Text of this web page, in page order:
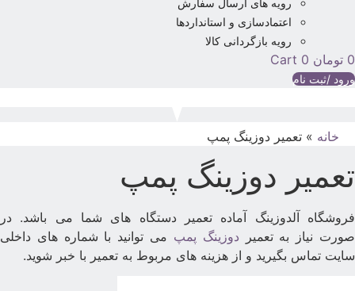
اعتمادسازی و استانداردها
رویه بازگردانی کالا
0 تومان 0
Cart
ورود /ثبت نام
خانه » تعمیر دوزینگ پمپ
تعمیر دوزینگ پمپ
فروشگاه آلدوزینگ آماده تعمیر دستگاه های شما می باشد. در
نیاز به تعمیر دوزینگ پمپ می توانید با شماره های داخلی
سایت تماس بگیرید و از هزینه های مربوط به تعمیر با خبر شوید.